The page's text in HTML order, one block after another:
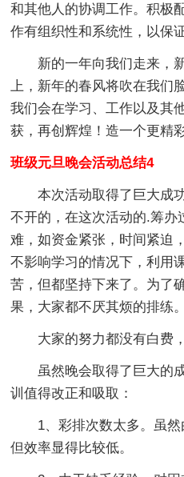
和其他人的协调工作。积极
作有组织性和系统性，以保
新的一年向我们走来，新
上，新年的春风将吹在我们
我们会在学习、工作以及其
获，再创辉煌！造一个更精
班级元旦晚会活动总结4
本次活动取得了巨大成功
不开的，在这次活动的.筹办
难，如资金紧张，时间紧迫
不影响学习的情况下，利用
苦，但都坚持下来了。为了
果，大家都不厌其烦的排练。
大家的努力都没有白费，
虽然晚会取得了巨大的成
训值得改正和吸取：
1、彩排次数太多。虽然
但效率显得比较低。